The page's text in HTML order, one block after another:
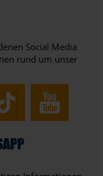
Social Media
rund um unser